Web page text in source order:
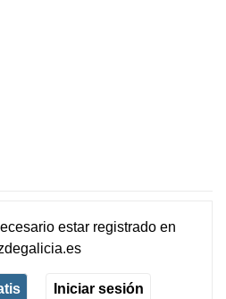
estar registradoen
Iniciar sesión